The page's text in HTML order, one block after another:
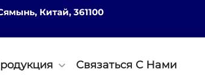
Китай, 361100
Связаться С Нами